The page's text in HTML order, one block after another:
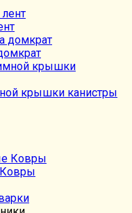
крышки канистры